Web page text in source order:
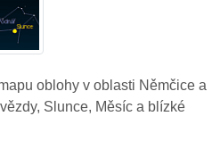
oblohy v oblasti Němčice a
Slunce, Měsíc a blízké